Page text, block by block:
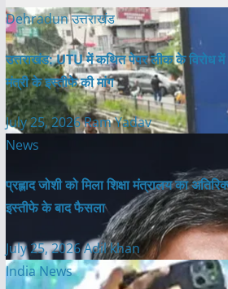
Dehradunउत्तराखंड
उत्तराखंड: UTU में कथित पेपर लीक के विरोध में
मंत्री के इस्तीफे की मांग
July 25, 2026Ram Yadav
News
प्रह्लाद जोशी को मिला शिक्षा मंत्रालय का
इस्तीफे के बाद फैसला
July 25, 2026Adil khan
India News